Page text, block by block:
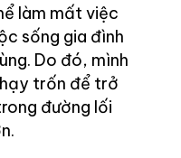
làm mất việc
sống gia đình
Do đó, mình
trốn để trở
đường lối